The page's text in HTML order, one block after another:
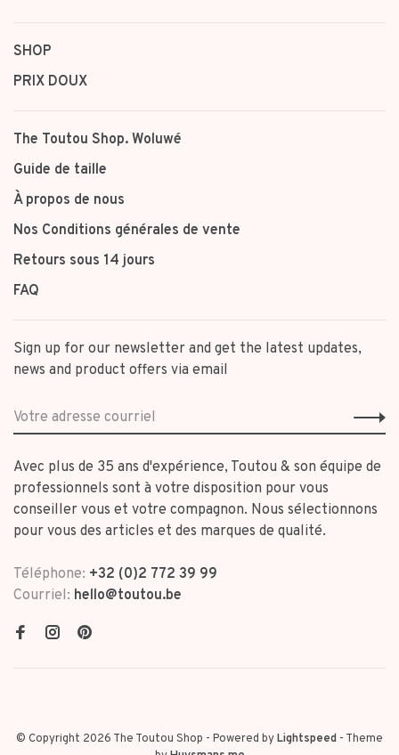
SHOP
PRIX DOUX
The Toutou Shop. Woluwé
Guide de taille
À propos de nous
Nos Conditions générales de vente
Retours sous 14 jours
FAQ
Sign up for our newsletter and get the latest updates,
news and product offers via email
Avec plus de 35 ans d'expérience, Toutou & son équipe de
professionnels sont à votre disposition pour vous
conseiller vous et votre compagnon. Nous sélectionnons
pour vous des articles et des marques de qualité.
Téléphone: +32 (0)2 772 39 99
Courriel: hello@toutou.be
© Copyright 2026 The Toutou Shop - Powered byLightspeed - Theme